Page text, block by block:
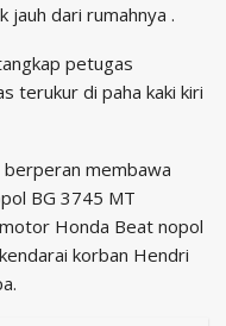
jauh dari rumahnya .
petugas
terukur di paha kaki kiri
berperan membawa
BG 3745 MT
Honda Beat nopol
korban Hendri